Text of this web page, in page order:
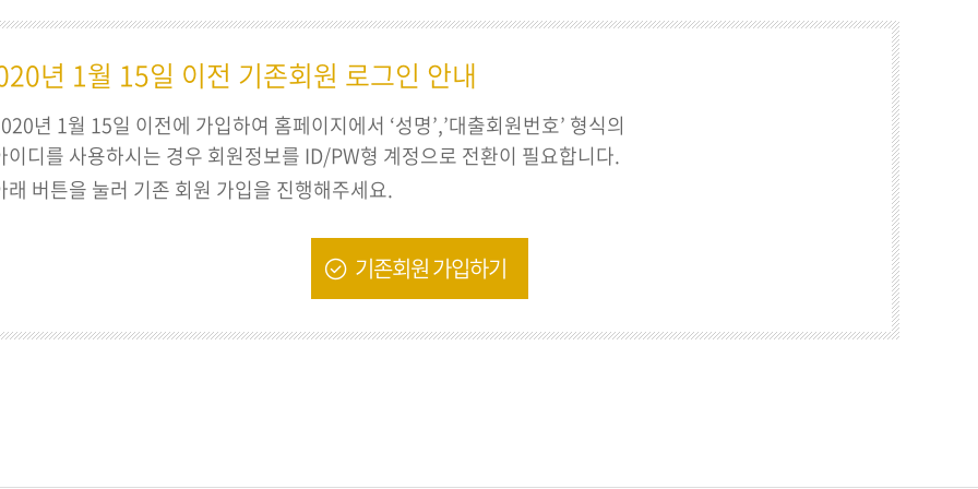
년 1월 15일 이전 기존회원 로그인 안내
년 1월 15일 이전에 가입하여 홈페이지에서 ‘성명’,’대출회원번호’ 형식의
이디를 사용하시는 경우 회원정보를 ID/PW형 계정으로 전환이 필요합니다.
래 버튼을 눌러 기존 회원 가입을 진행해주세요.
기존회원 가입하기